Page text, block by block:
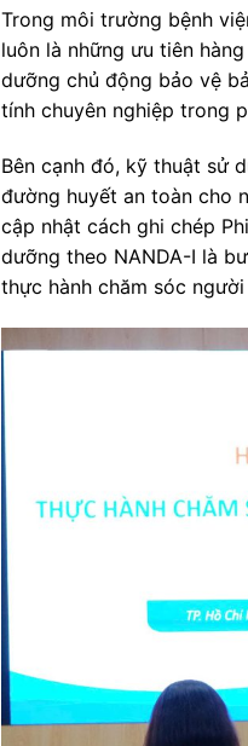
Trong môi trường bệnh
luôn là những ưu tiên
dưỡng chủ động bảo vệ
tính chuyên nghiệp trong
Bên cạnh đó, kỹ thuật sử
đường huyết an toàn cho
cập nhật cách ghi chép
dưỡng theo NANDA-I là
thực hành chăm sóc người